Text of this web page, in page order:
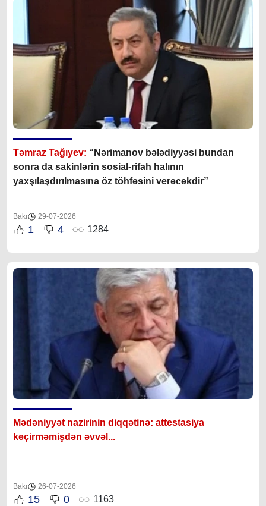
Təmraz Tağıyev: “Nərimanov bələdiyyəsi bundan
sonra da sakinlərin sosial-rifah halının
yaxşılaşdırılmasına öz töhfəsini verəcəkdir”
Bakı 29-07-2026
1 4 1284
Mədəniyyət nazirinin diqqətinə: attestasiya
keçirməmişdən əvvəl...
Bakı 26-07-2026
15 0 1163